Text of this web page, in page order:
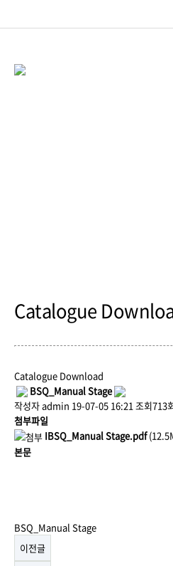
Catalogue
Catalogue Download
BSQ_Manual Stage
작성자admin 19-07-05 16:21 조회713
첨부파일
IBSQ_Manual Stage.pdf
본문
BSQ_Manual Stage
이전글